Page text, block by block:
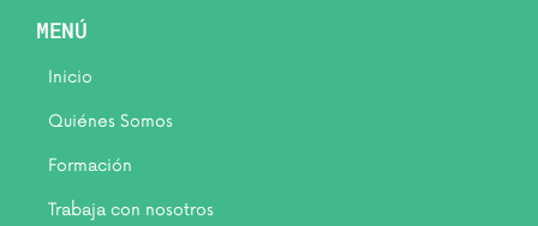
MENÚ
Inicio
Quiénes Somos
Formación
Trabaja con nosotros